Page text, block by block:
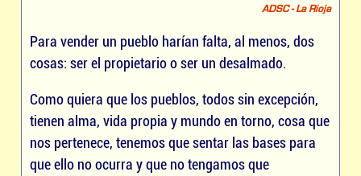
ADSC - La Rioja
Para vender un pueblo harían falta, al menos, dos
cosas: ser el propietario o ser un desalmado.
Como quiera que los pueblos, todos sin excepción,
tienen alma, vida propia y mundo en torno, cosa que
nos pertenece, tenemos que sentar las bases para
que ello no ocurra y que no tengamos que